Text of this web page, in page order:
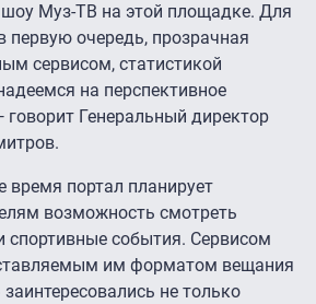
Муз-ТВ на этой площадке. Для
первую очередь, прозрачная
сервисом, статистикой
на перспективное
говорит Генеральный директор
портал планирует
возможность смотреть
спортивные события. Сервисом
им форматом вещания
не только